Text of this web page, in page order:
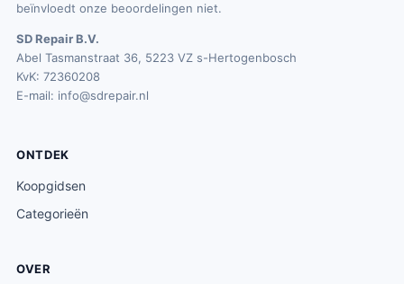
beïnvloedt onze beoordelingen niet.
SD Repair B.V.
Abel Tasmanstraat 36, 5223 VZ s-Hertogenbosch
KvK: 72360208
E-mail: info@sdrepair.nl
ONTDEK
Koopgidsen
Categorieën
OVER